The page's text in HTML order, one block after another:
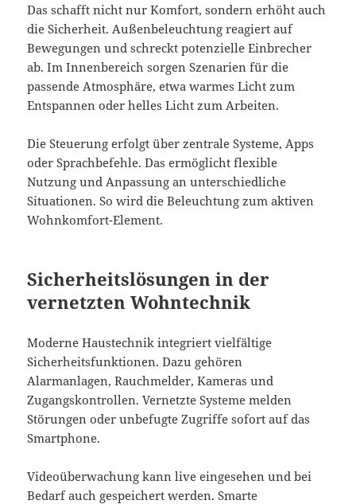
Das schafft nicht nur Komfort, sondern erhöht auch
die Sicherheit. Außenbeleuchtung reagiert auf
Bewegungen und schreckt potenzielle Einbrecher
ab. Im Innenbereich sorgen Szenarien für die
passende Atmosphäre, etwa warmes Licht zum
Entspannen oder helles Licht zum Arbeiten.
Die Steuerung erfolgt über zentrale Systeme, Apps
oder Sprachbefehle. Das ermöglicht flexible
Nutzung und Anpassung an unterschiedliche
Situationen. So wird die Beleuchtung zum aktiven
Wohnkomfort-Element.
Sicherheitslösungen in der
vernetzten Wohntechnik
Moderne Haustechnik integriert vielfältige
Sicherheitsfunktionen. Dazu gehören
Alarmanlagen, Rauchmelder, Kameras und
Zugangskontrollen. Vernetzte Systeme melden
Störungen oder unbefugte Zugriffe sofort auf das
Smartphone.
Videoüberwachung kann live eingesehen und bei
Bedarf auch gespeichert werden. Smarte